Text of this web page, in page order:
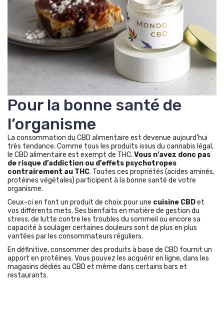
Pour la bonne santé de
l’organisme
La consommation du CBD alimentaire est devenue aujourd’hui
très tendance. Comme tous les produits issus du cannabis légal,
le CBD alimentaire est exempt de THC. Vous n’avez donc pas
de risque d’addiction ou d’effets psychotropes
contrairement au THC. Toutes ces propriétés (acides aminés,
protéines végétales) participent à la bonne santé de votre
organisme.
Ceux-ci en font un produit de choix pour une cuisine CBDet
vos différents mets. Ses bienfaits en matière de gestion du
stress, de lutte contre les troubles du sommeil ou encore sa
capacité à soulager certaines douleurs sont de plus en plus
vantées par les consommateurs réguliers.
En définitive, consommer des produits à base de CBD fournit un
apport en protéines. Vous pouvez les acquérir en ligne, dans les
magasins dédiés au CBD et même dans certains bars et
restaurants.